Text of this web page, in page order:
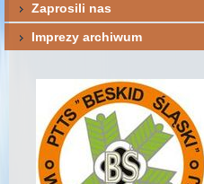
Zaprosili nas
Imprezy archiwum